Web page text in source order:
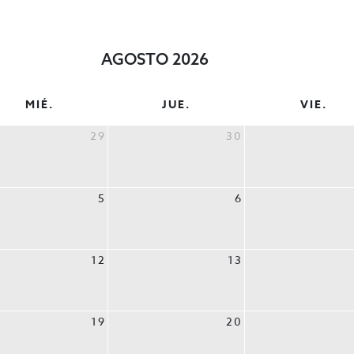
adaptación
venta, exposición o atención al cliente, mientras que la
AGOSTO 2026
MIÉ. JUE. VIE.
29 30
5 6
12 13
19 20